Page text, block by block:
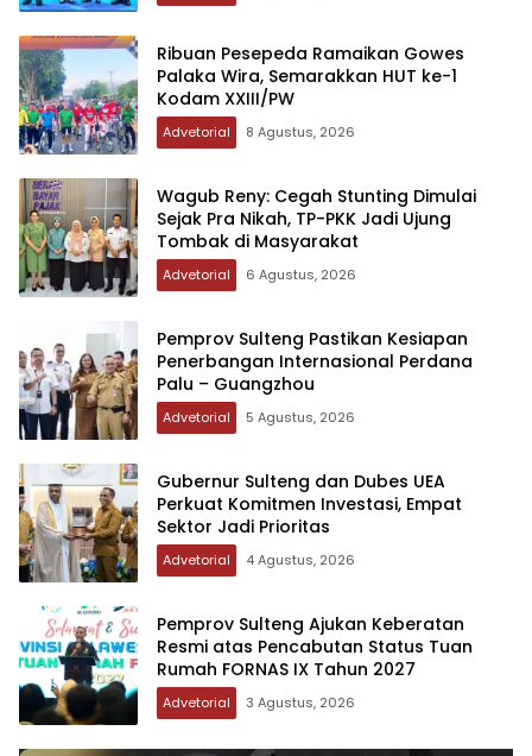
Ribuan Pesepeda Ramaikan Gowes
Palaka Wira, Semarakkan HUT ke-1
Kodam XXIII/PW
Advetorial 8 Agustus, 2026
Wagub Reny: Cegah Stunting Dimulai
Sejak Pra Nikah, TP-PKK Jadi Ujung
Tombak di Masyarakat
Advetorial 6 Agustus, 2026
Pemprov Sulteng Pastikan Kesiapan
Penerbangan Internasional Perdana
Palu – Guangzhou
Advetorial 5 Agustus, 2026
Gubernur Sulteng dan Dubes UEA
Perkuat Komitmen Investasi, Empat
Sektor Jadi Prioritas
Advetorial 4 Agustus, 2026
Pemprov Sulteng Ajukan Keberatan
Resmi atas Pencabutan Status Tuan
Rumah FORNAS IX Tahun 2027
Advetorial 3 Agustus, 2026